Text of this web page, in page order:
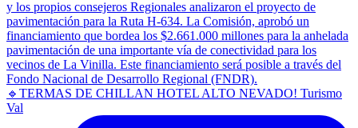
🔹TERMAS DE CHILLAN HOTEL ALTO NEVADO! Turismo
Val